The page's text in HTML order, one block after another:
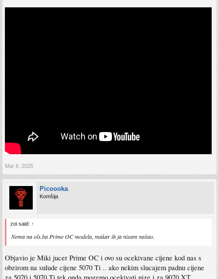
Mar 6, 2025
Picoooka
Komšija
zoi said: ↑
Nema na olx.ba Prime OC modela, makar ih ja nisam našao.
Objavio je Miki jucer Prime OC i ovo su ocekivane cijene kod nas s
obzirom na sulude cijene 5070 Ti .. ako nekim slucajem padnu cijene